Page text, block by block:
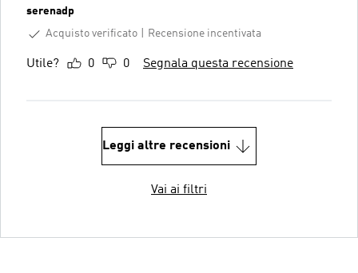
serenadp
Acquisto verificato
Recensione incentivata
Utile? 0 0 Segnala questa recensione
Leggi altre recensioni
Vai ai filtri